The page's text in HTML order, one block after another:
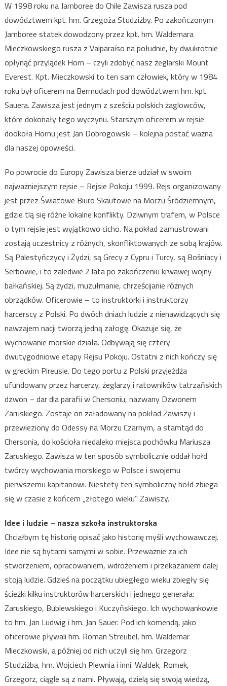
W 1998 roku na Jamboree do Chile Zawisza rusza pod
dowództwem kpt. hm. Grzegoża Studziżby. Po zakończonym
Jamboree statek dowodzony przez kpt. hm. Waldemara
Mieczkowskiego rusza z Valparaíso na południe, by dwukrotnie
opłynąć przylądek Horn – czyli zdobyć nasz żeglarski Mount
Everest. Kpt. Mieczkowski to ten sam człowiek, który w 1984
roku był oficerem na Bermudach pod dowództwem hm. kpt.
Sauera. Zawisza jest jednym z sześciu polskich żaglowców,
które dokonały tego wyczynu. Starszym oficerem w rejsie
dookoła Hornu jest Jan Dobrogowski – kolejna postać ważna
dla naszej opowieści.
Po powrocie do Europy Zawisza bierze udział w swoim
najważniejszym rejsie – Rejsie Pokoju 1999. Rejs organizowany
jest przez Światowe Biuro Skautowe na Morzu Śródziemnym,
gdzie tlą się różne lokalne konflikty. Dziwnym trafem, w Polsce
o tym rejsie jest wyjątkowo cicho. Na pokład zamustrowani
zostają uczestnicy z różnych, skonfliktowanych ze sobą krajów.
Są Palestyńczycy i Żydzi, są Grecy z Cypru i Turcy, są Bośniacy i
Serbowie, i to zaledwie 2 lata po zakończeniu krwawej wojny
bałkańskiej. Są żydzi, muzułmanie, chrześcijanie różnych
obrządków. Oficerowie – to instruktorki i instruktorzy
harcerscy z Polski. Po dwóch dniach ludzie z nienawidzących się
nawzajem nacji tworzą jedną załogę. Okazuje się, że
wychowanie morskie działa. Odbywają się cztery
dwutygodniowe etapy Rejsu Pokoju. Ostatni z nich kończy się
w greckim Pireusie. Do tego portu z Polski przyjeżdża
ufundowany przez harcerzy, żeglarzy i ratowników tatrzańskich
dzwon – dar dla parafii w Chersoniu, nazwany Dzwonem
Zaruskiego. Zostaje on załadowany na pokład Zawiszy i
przewieziony do Odessy na Morzu Czarnym, a stamtąd do
Chersonia, do kościoła niedaleko miejsca pochówku Mariusza
Zaruskiego. Zawisza w ten sposób symbolicznie oddał hołd
twórcy wychowania morskiego w Polsce i swojemu
pierwszemu kapitanowi. Niestety ten symboliczny hołd zbiega
się w czasie z końcem „złotego wieku” Zawiszy.
Idee i ludzie – nasza szkoła instruktorska
Chciałbym tę historię opisać jako historię myśli wychowawczej.
Idee nie są bytami samymi w sobie. Przeważnie za ich
stworzeniem, opracowaniem, wdrożeniem i przekazaniem dalej
stoją ludzie. Gdzieś na początku ubiegłego wieku zbiegły się
ścieżki kilku instruktorów harcerskich i jednego generała:
Zaruskiego, Bublewskiego i Kuczyńskiego. Ich wychowankowie
to hm. Jan Ludwig i hm. Jan Sauer. Pod ich komendą, jako
oficerowie pływali hm. Roman Streubel, hm. Waldemar
Mieczkowski, a później od nich uczyli się hm. Grzegorz
Studziżba, hm. Wojciech Plewnia i inni. Waldek, Romek,
Grzegorz, ciągle są z nami. Pływają, dzielą się swoją wiedzą,